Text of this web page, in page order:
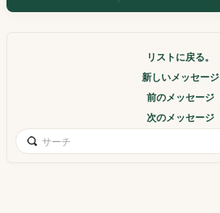
リストに戻る。
新しいメッセージ
前のメッセージ
次のメッセージ